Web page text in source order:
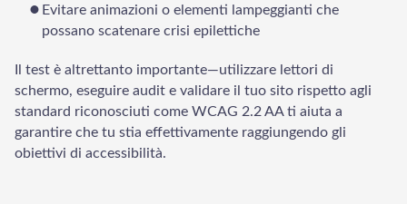
Evitare animazioni o elementi lampeggianti che
possano scatenare crisi epilettiche
Il test è altrettanto importante—utilizzare lettori di
schermo, eseguire audit e validare il tuo sito rispetto agli
standard riconosciuti come WCAG 2.2 AA ti aiuta a
garantire che tu stia effettivamente raggiungendo gli
obiettivi di accessibilità.